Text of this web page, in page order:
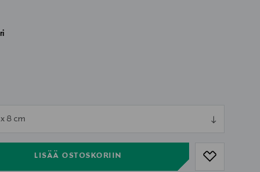
x 8 cm
LISÄÄ OSTOSKORIIN